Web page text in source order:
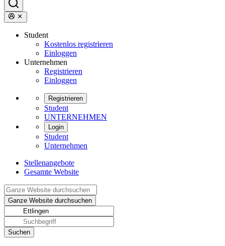
Student
Kostenlos registrieren
Einloggen
Unternehmen
Registrieren
Einloggen
Registrieren
Student
UNTERNEHMEN
Login
Student
Unternehmen
Stellenangebote
Gesamte Website